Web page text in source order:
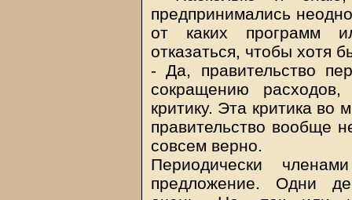
предпринимались
от каких программ
отказаться, чтобы хотя
- Да, правительство
сокращению
критику. Эта критика во
правительство вообще
совсем верно.
Периодически
предложение. Одни